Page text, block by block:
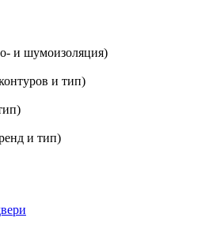
и шумоизоляция)
и тип)
и тип)